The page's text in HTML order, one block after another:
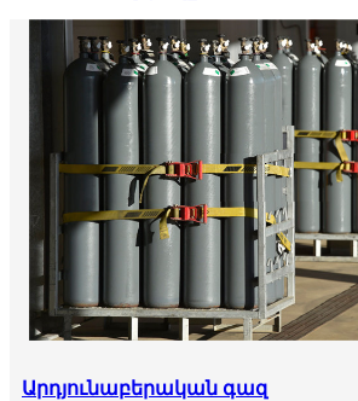
Արդյունաբերական գազ